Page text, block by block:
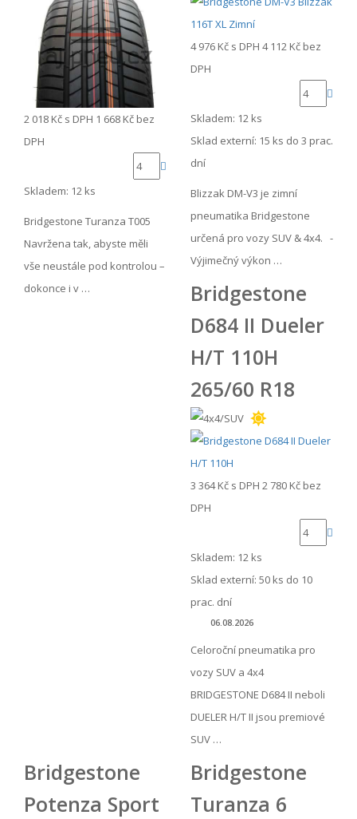
2 018 Kč s DPH 1 668 Kč bez
DPH
Skladem: 12 ks
Bridgestone Turanza T005
Navržena tak, abyste měli
vše neustále pod kontrolou –
dokonce i v …
4 976 Kč s DPH 4 112 Kč bez
DPH
Skladem: 12 ks
Sklad externí: 15 ks do 3 prac.
dní
Blizzak DM-V3 je zimní
pneumatika Bridgestone
určená pro vozy SUV & 4x4. -
Výjimečný výkon …
Bridgestone
D684 II Dueler
H/T 110H
265/60 R18
3 364 Kč s DPH 2 780 Kč bez
DPH
Skladem: 12 ks
Sklad externí: 50 ks do 10
prac. dní
06.08.2026
Celoroční pneumatika pro
vozy SUV a 4x4
BRIDGESTONE D684 II neboli
DUELER H/T II jsou premiové
SUV …
Bridgestone
Potenza Sport
Bridgestone
Turanza 6